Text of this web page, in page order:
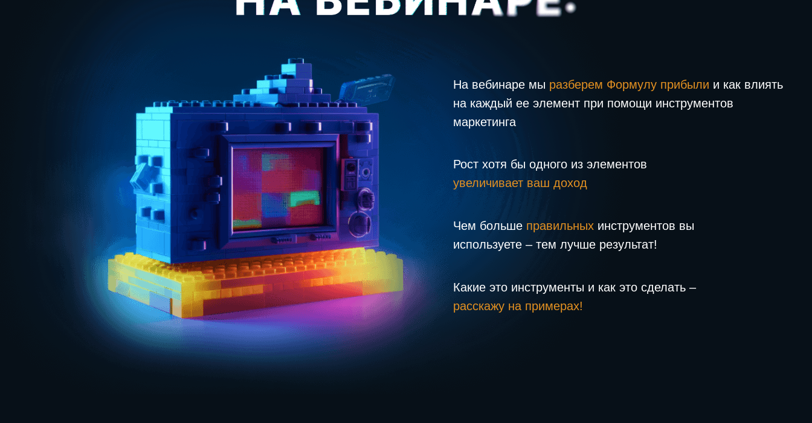
На вебинаре мы разберем Формулу прибыли и как влиять
на каждый ее элемент при помощи инструментов
маркетинга
Рост хотя бы одного из элементов
увеличивает ваш доход
Чем больше правильных инструментов вы
используете – тем лучше результат!
Какие это инструменты и как это сделать –
расскажу на примерах!